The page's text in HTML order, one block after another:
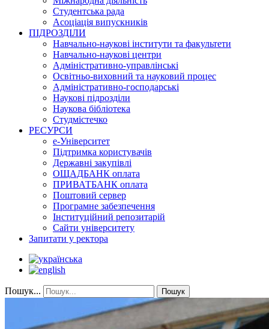
Студентська рада
Асоціація випускників
ПІДРОЗДІЛИ
Навчально-наукові інститути та факультети
Навчально-наукові центри
Адміністративно-управлінські
Освітньо-виховний та науковий процес
Адміністративно-господарські
Наукові підрозділи
Наукова бібліотека
Студмістечко
РЕСУРСИ
е-Університет
Підтримка користувачів
Державні закупівлі
ОЩАДБАНК оплата
ПРИВАТБАНК оплата
Поштовий сервер
Програмне забезпечення
Інституційний репозитарій
Сайти університету
Запитати у ректора
Пошук... Пошук